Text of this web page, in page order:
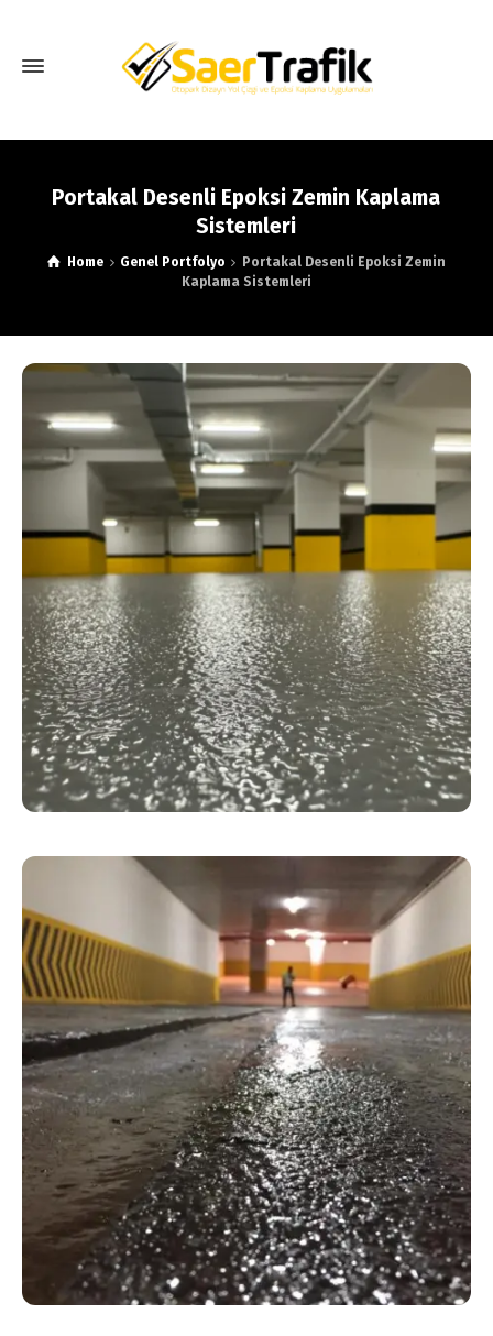
Portakal Desenli Epoksi Zemin Kaplama
Sistemleri
Home Genel Portfolyo
Portakal Desenli Epoksi Zemin
Kaplama Sistemleri